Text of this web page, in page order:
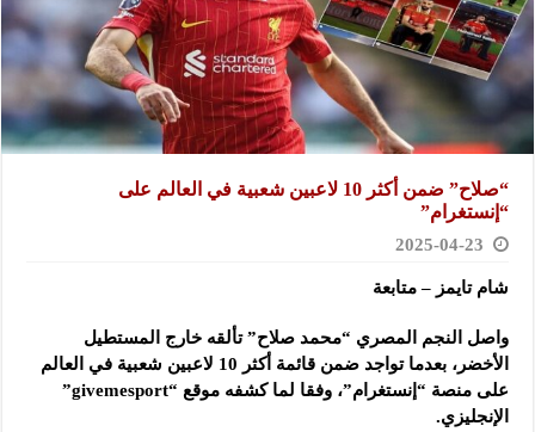
“صلاح” ضمن أكثر 10 لاعبين شعبية في العالم على
“إنستغرام”
2025-04-23
شام تايمز – متابعة
واصل النجم المصري “محمد صلاح” تألقه خارج المستطيل
الأخضر، بعدما تواجد ضمن قائمة أكثر 10 لاعبين شعبية في العالم
على منصة “إنستغرام”، وفقا لما كشفه موقع “givemesport”
الإنجليزي.